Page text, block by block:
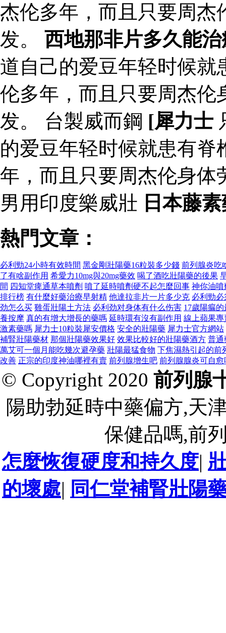
杰伦多年，而且只要周杰
发。 西地那非片多久能
道自己的爱豆年轻时候就
伦多年，而且只要周杰伦
发。 台製威而鋼 [犀力士
的爱豆年轻时候就患有
年，而且只要周杰伦身体
男用印度樂威壯 日本藤
熱門文章：
必利勁24小時有效時間 黑金剛壯陽藥16粒​​裝多少錢 前列腺炎吃
了有啥副作用 希愛力10mg與20mg藥效 喝了酒吃壯陽藥的後果
間 四知堂痺通草本噴劑 噴了延時噴劑硬不起怎麼回事 神你油噴
排行榜 有什麼好藥治療早射精 他達拉非片一片多少克 必利勁
劲怎么买 雞蛋壯陽土方法 必利劲对身体有什么伤害 17歲陽瘺
養按摩 真的有增大增長的藥嗎 延時環有沒有副作用 線上蘋果專
激素藥嗎 犀力士10粒裝犀安價格 安全的壯陽藥 犀力士官方網站
補腎壯陽藥材 那個壯陽藥效果好 效果比較好的壯陽藥酒方 普通
萬艾可一個月能吃幾次避孕藥 壯陽最猛食物 下焦濕熱引起的前
改善 正宗的印度神油哪裡有賣 前列腺增生吧 前列腺腺炎可自愈
© Copyright 2020 前列腺
陽助勃延時中藥偏方,天
保健品嗎,前
怎麼恢復硬度和持久度|
的壞處| 同仁堂補腎壯陽